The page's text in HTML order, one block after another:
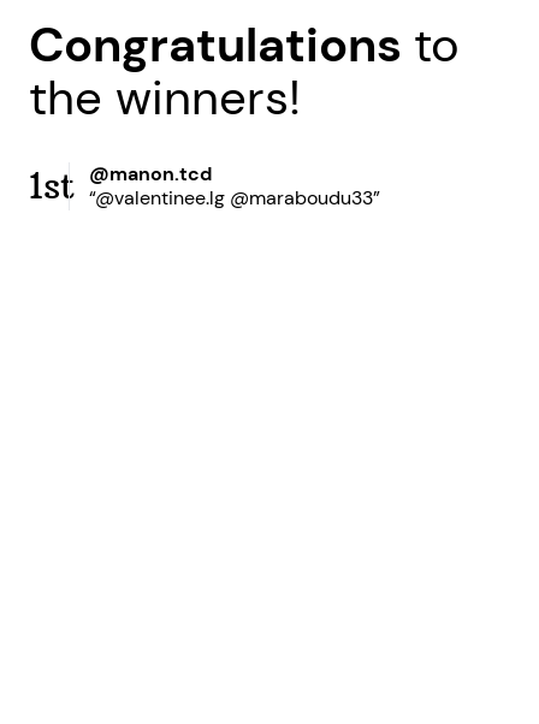
Congratulations to
the winners!
1st
@manon.tcd
“@valentinee.lg @maraboudu33”